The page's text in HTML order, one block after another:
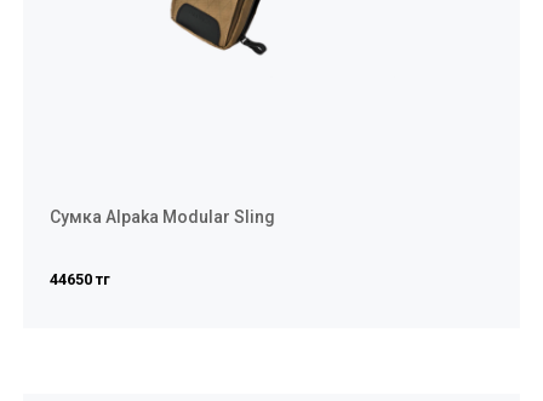
Сумка Alpaka Modular Sling
44650 тг